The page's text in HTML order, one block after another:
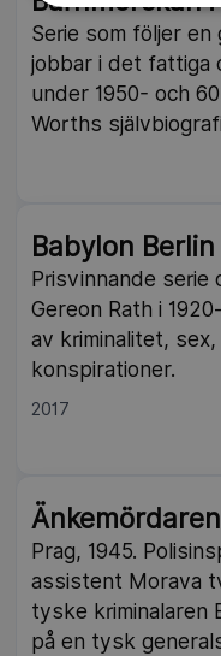
Serie som följer
jobbar i det fattiga
under 1950- och
Worths
Babylon Berlin
Prisvinnande serie
Gereon Rath i
av kriminalitet,
konspirationer.
2017
Änkemördaren
Prag, 1945.
assistent Morava
tyske kriminalaren
på en tysk